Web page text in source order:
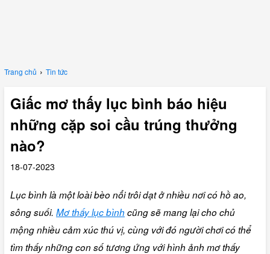
Trang chủ › Tin tức
Giấc mơ thấy lục bình báo hiệu
những cặp soi cầu trúng thưởng
nào?
18-07-2023
Lục bình là một loài bèo nổi trôi dạt ở nhiều nơi có hồ ao,
sông suối. Mơ thấy lục bình cũng sẽ mang lại cho chủ
mộng nhiều cảm xúc thú vị, cùng với đó người chơi có thể
tìm thấy những con số tương ứng với hình ảnh mơ thấy